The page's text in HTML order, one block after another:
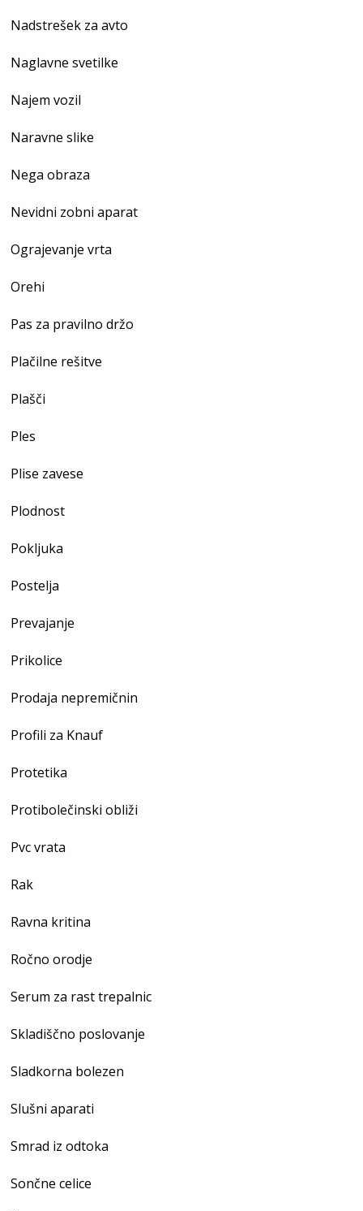
Nadstrešek za avto
Naglavne svetilke
Najem vozil
Naravne slike
Nega obraza
Nevidni zobni aparat
Ograjevanje vrta
Orehi
Pas za pravilno držo
Plačilne rešitve
Plašči
Ples
Plise zavese
Plodnost
Pokljuka
Postelja
Prevajanje
Prikolice
Prodaja nepremičnin
Profili za Knauf
Protetika
Protibolečinski obliži
Pvc vrata
Rak
Ravna kritina
Ročno orodje
Serum za rast trepalnic
Skladiščno poslovanje
Sladkorna bolezen
Slušni aparati
Smrad iz odtoka
Sončne celice